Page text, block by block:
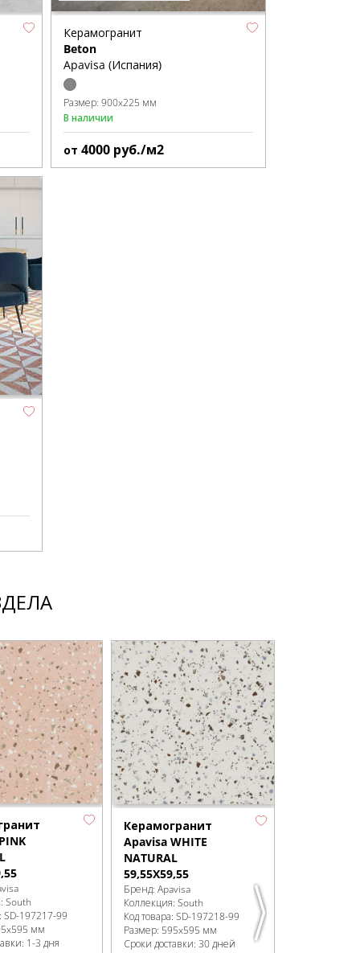
Керамогранит
Beton
Apavisa (Испания)
Размер: 900x225 мм
В наличии
от 4000 руб./м2
South
SD-197217-99
мм
1-3 дня
Керамогранит
Apavisa WHITE
NATURAL
59,55X59,55
Бренд: Apavisa
Коллекция: South
Код товара: SD-197218-99
Размер: 595x595 мм
Сроки доставки: 30 дней